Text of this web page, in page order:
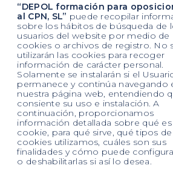
“DEPOL formación para
al CPN, SL” puede recopilar
sobre los hábitos de búsqueda de
usuarios del website por medio de
cookies o archivos de registro. No
utilizarán las cookies para recoger
información de carácter personal.
Solamente se instalarán si el
permanece y continúa navegando
nuestra página web, entendiendo
consiente su uso e instalación. A
continuación, proporcionamos
información detallada sobre qué es
cookie, para qué sirve, qué tipos de
cookies utilizamos, cuáles son sus
finalidades y cómo puede
o deshabilitarlas si así lo desea.